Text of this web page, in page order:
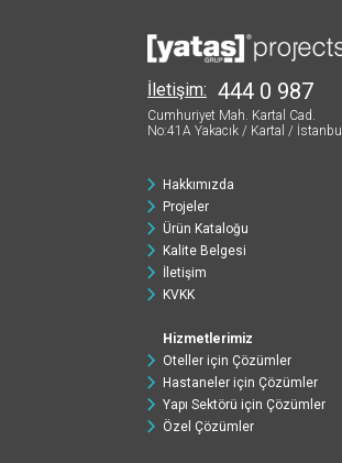
İletişim: 444 0 987
Cumhuriyet Mah. Kartal Cad.
No:41A Yakacık / Kartal / İstanbul
Hakkımızda
Projeler
Ürün Kataloğu
Kalite Belgesi
İletişim
KVKK
Hizmetlerimiz
Oteller için Çözümler
Hastaneler için Çözümler
Yapı Sektörü için Çözümler
Özel Çözümler